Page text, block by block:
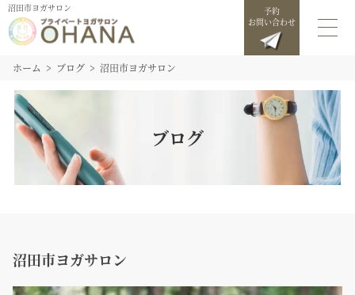
沼田市ヨガサロン
予約
お問い合わせ
ホーム ブログ 沼田市ヨガサロン
ブログ
沼田市ヨガサロン